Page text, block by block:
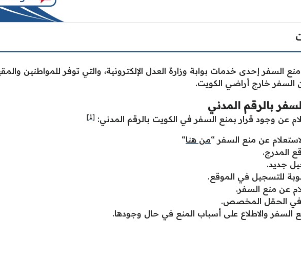
السفر إحدى خدمات بوابة وزارة العدل الإلكترونية، والتي توفر للمواطنين
خارج أراضي الكويت.
بالرقم المدني
عن وجود قرار بمنع السفر في الكويت بالرقم المدني: [1]
عن منع السفر “من هنا“
المدرج.
جديد.
للتسجيل في الموقع.
عن منع السفر.
في الحقل المخصص.
السفر والاطلاع على أسباب المنع في حال وجودها.